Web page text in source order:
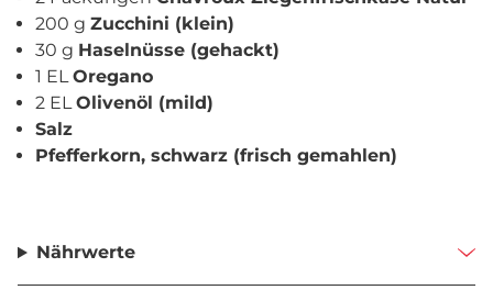
200 g Zucchini (klein)
30 g Haselnüsse (gehackt)
1 ELOregano
2 ELOlivenöl (mild)
Salz
Pfefferkorn, schwarz (frisch gemahlen)
Nährwerte